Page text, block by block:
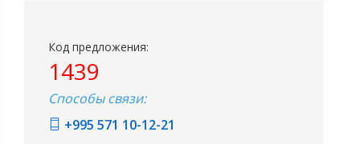
Код предложения:
1439
Способы связи:
+995 571 10-12-21